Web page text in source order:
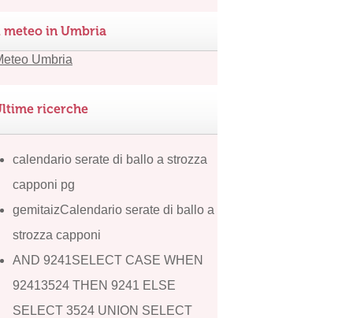
meteo in Umbria
ricerche
calendario serate di ballo a strozza
capponi pg
gemitaizCalendario serate di ballo a
strozza capponi
AND 9241SELECT CASE WHEN
92413524 THEN 9241 ELSE
SELECT 3524 UNION SELECT